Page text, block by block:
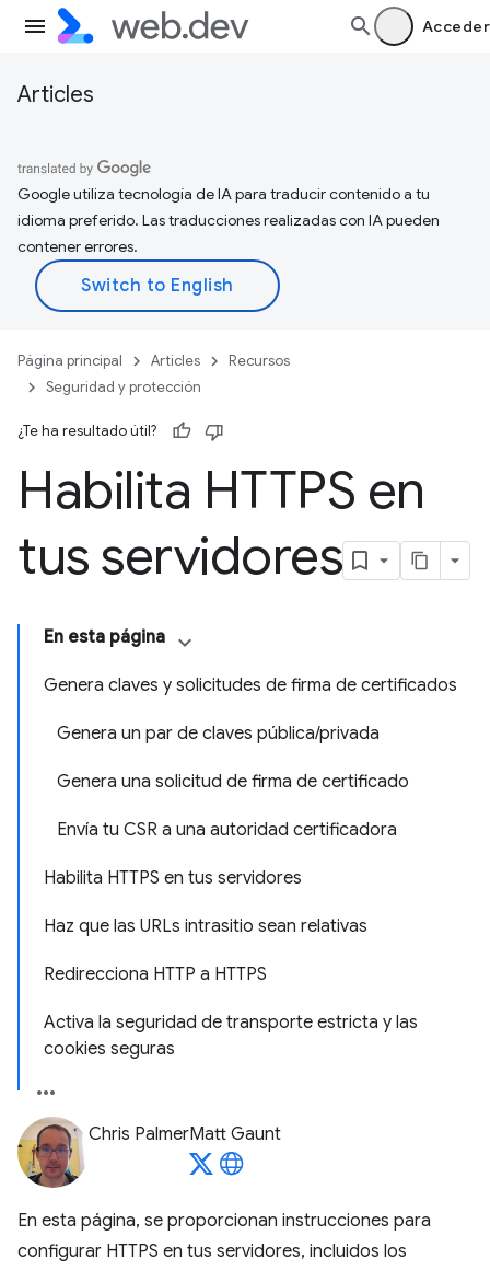
Acceder
Articles
Google utiliza tecnología de IA para traducir contenido a tu
idioma preferido. Las traducciones realizadas con IA pueden
contener errores.
Página principal Articles
Recursos
Seguridad y protección
¿Te ha resultado útil?
Habilita HTTPS en
tus servidores
En esta página
Genera claves y solicitudes de firma de certificados
Genera un par de claves pública/privada
Genera una solicitud de firma de certificado
Envía tu CSR a una autoridad certificadora
Habilita HTTPS en tus servidores
Haz que las URLs intrasitio sean relativas
Redirecciona HTTP a HTTPS
Activa la seguridad de transporte estricta y las
cookies seguras
Chris PalmerMatt Gaunt
En esta página, se proporcionan instrucciones para
configurar HTTPS en tus servidores, incluidos los